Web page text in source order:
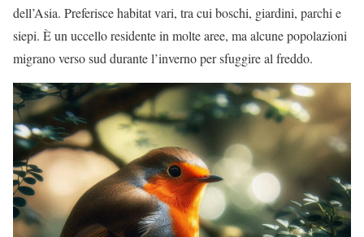
dell’Asia. Preferisce habitat vari, tra cui boschi, giardini, parchi e
siepi. È un uccello residente in molte aree, ma alcune popolazioni
migrano verso sud durante l’inverno per sfuggire al freddo.